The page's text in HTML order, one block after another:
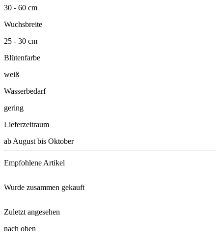
30 - 60 cm
Wuchsbreite
25 - 30 cm
Blütenfarbe
weiß
Wasserbedarf
gering
Lieferzeitraum
ab August bis Oktober
Empfohlene Artikel
Wurde zusammen gekauft
Zuletzt angesehen
nach oben